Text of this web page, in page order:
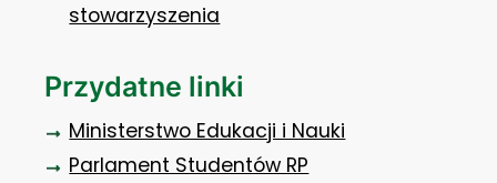
stowarzyszenia
Przydatne linki
Ministerstwo Edukacji i Nauki
Parlament Studentów RP